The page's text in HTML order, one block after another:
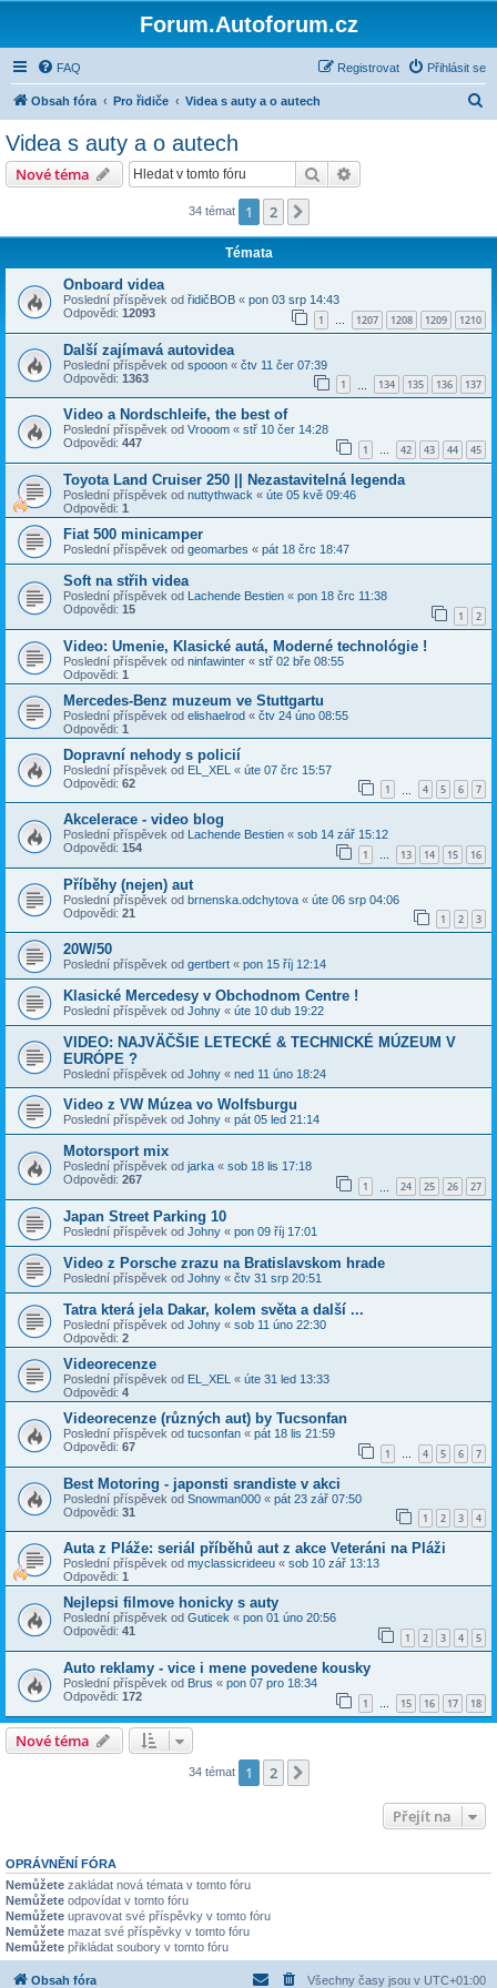
Forum.Autoforum.cz
FAQ Přihlásit se
Registrovat
Obsah fóra Pro řidiče Videa s auty a o autech
Videa s auty a o autech
Nové téma Hledat
34 témat 1 2
Témata
Onboard videa
Poslední příspěvek od řidičBOB « pon 03 srp 14:43
Odpovědi: 12093 1 … 1207 1208 1209 1210
Další zajímavá autovidea
Poslední příspěvek od spooon « čtv 11 čer 07:39
Odpovědi: 1363 1 134 135 136 137
Video a Nordschleife, the best of
Poslední příspěvek od Vrooom « stř 10 čer 14:28
Odpovědi: 447 1 … 42 43 44 45
Toyota Land Cruiser 250 || Nezastavitelná legenda
Poslední příspěvek od nuttythwack « úte 05 kvě 09:46
Odpovědi: 1
Fiat 500 minicamper
Poslední příspěvek od geomarbes « pát 18 črc 18:47
Soft na střih videa
Poslední příspěvek od Lachende Bestien « pon 18 črc 11:38
Odpovědi: 15 1 2
Video: Umenie, Klasické autá, Moderné technológie !
Poslední příspěvek od ninfawinter « stř 02 bře 08:55
Odpovědi: 1
Mercedes-Benz muzeum ve Stuttgartu
Poslední příspěvek od elishaelrod « čtv 24 úno 08:55
Odpovědi: 1
Dopravní nehody s policií
Poslední příspěvek od EL_XEL « úte 07 črc 15:57
Odpovědi: 62 1 4 5 6 7
Akcelerace - video blog
Poslední příspěvek od Lachende Bestien « sob 14 zář 15:12
Odpovědi: 154 1 … 13 14 15 16
Příběhy (nejen) aut
Poslední příspěvek od brnenska.odchytova « úte 06 srp 04:06
Odpovědi: 21 1 2 3
20W/50
Poslední příspěvek od gertbert « pon 15 říj 12:14
Klasické Mercedesy v Obchodnom Centre !
Poslední příspěvek od Johny « úte 10 dub 19:22
VIDEO: NAJVÄČŠIE LETECKÉ & TECHNICKÉ MÚZEUM V
EURÓPE ?
Poslední příspěvek od Johny « ned 11 úno 18:24
Video z VW Múzea vo Wolfsburgu
Poslední příspěvek od Johny « pát 05 led 21:14
Motorsport mix
Poslední příspěvek od jarka « sob 18 lis 17:18
Odpovědi: 267 1 24 25 26 27
Japan Street Parking 10
Poslední příspěvek od Johny « pon 09 říj 17:01
Video z Porsche zrazu na Bratislavskom hrade
Poslední příspěvek od Johny « čtv 31 srp 20:51
Tatra která jela Dakar, kolem světa a další ...
Poslední příspěvek od Johny « sob 11 úno 22:30
Odpovědi: 2
Videorecenze
Poslední příspěvek od EL_XEL « úte 31 led 13:33
Odpovědi: 4
Videorecenze (různých aut) by Tucsonfan
Poslední příspěvek od tucsonfan « pát 18 lis 21:59
Odpovědi: 67 1 … 4 5 6 7
Best Motoring - japonsti srandiste v akci
Poslední příspěvek od Snowman000 « pát 23 zář 07:50
Odpovědi: 31 1 2 3 4
Auta z Pláže: seriál příběhů aut z akce Veteráni na Pláži
Poslední příspěvek od myclassicrideeu « sob 10 zář 13:13
Odpovědi: 1
Nejlepsi filmove honicky s auty
Poslední příspěvek od Guticek « pon 01 úno 20:56
Odpovědi: 41 1 2 3 4 5
Auto reklamy - vice i mene povedene kousky
Poslední příspěvek od Brus « pon 07 pro 18:34
Odpovědi: 172 1 … 15 16 17 18
Nové téma
34 témat 1 2
Přejít na
OPRÁVNĚNÍ FÓRA
Nemůžete zakládat nová témata v tomto fóru
Nemůžete odpovídat v tomto fóru
Nemůžete upravovat své příspěvky v tomto fóru
Nemůžete mazat své příspěvky v tomto fóru
Nemůžete přikládat soubory v tomto fóru
Obsah fóra Všechny časy jsou v UTC+01:00